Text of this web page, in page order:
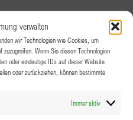
verwalten
wir Technologien wie Cookies, um
Wenn Sie diesen Technologien
oder eindeutige IDs auf dieser Website
oder zurückziehen, können bestimmte
Immer aktiv